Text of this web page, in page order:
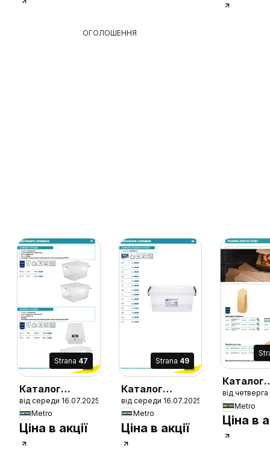
ОГОЛОШЕННЯ
Strana 47
Каталог
професійного
кухонного
приладдя
від середи 16.07.2025
Metro
Ціна в акції
Strana 49
Каталог
професійного
кухонного
приладдя
від середи 16.07.2025
Metro
Ціна в акції
Каталог
паперових
товарів
від
Metro
Ціна в